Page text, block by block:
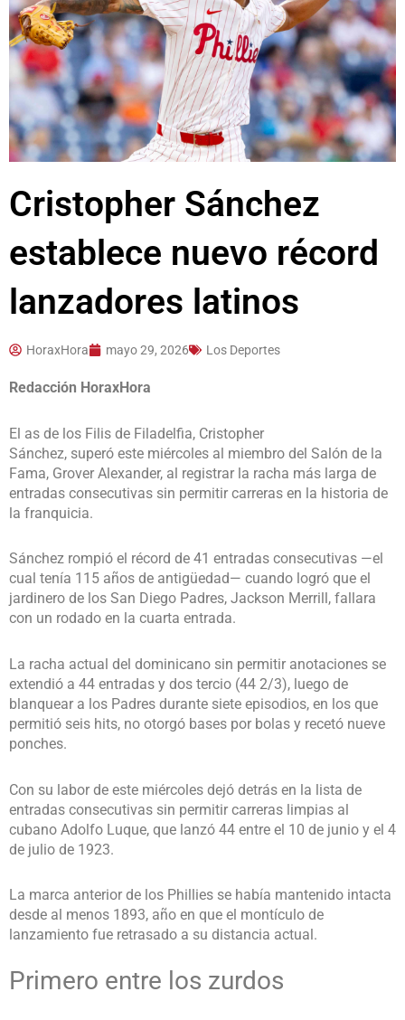
Cristopher Sánchez
establece nuevo récord
lanzadores latinos
HoraxHora mayo 29, 2026 Los Deportes
Redacción HoraxHora
El as de los Filis de Filadelfia, Cristopher
Sánchez, superó este miércoles al miembro del Salón de la
Fama, Grover Alexander, al registrar la racha más larga de
entradas consecutivas sin permitir carreras en la historia de
la franquicia.
Sánchez rompió el récord de 41 entradas consecutivas —el
cual tenía 115 años de antigüedad— cuando logró que el
jardinero de los San Diego Padres, Jackson Merrill, fallara
con un rodado en la cuarta entrada.
La racha actual del dominicano sin permitir anotaciones se
extendió a 44 entradas y dos tercio (44 2/3), luego de
blanquear a los Padres durante siete episodios, en los que
permitió seis hits, no otorgó bases por bolas y recetó nueve
ponches.
Con su labor de este miércoles dejó detrás en la lista de
entradas consecutivas sin permitir carreras limpias al
cubano Adolfo Luque, que lanzó 44 entre el 10 de junio y el 4
de julio de 1923.
La marca anterior de los Phillies se había mantenido intacta
desde al menos 1893, año en que el montículo de
lanzamiento fue retrasado a su distancia actual.
Primero entre los zurdos